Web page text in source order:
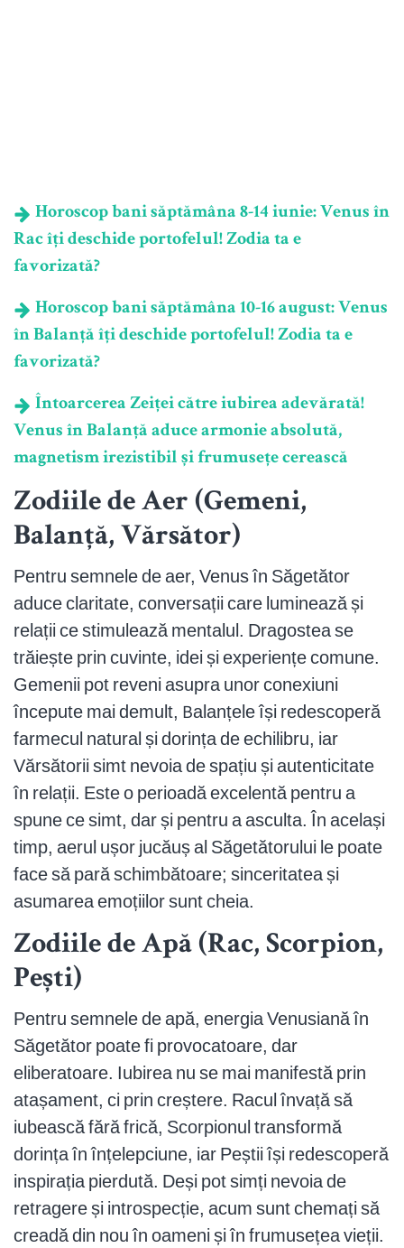
Horoscop bani săptămâna 8-14 iunie: Venus în
Rac îți deschide portofelul! Zodia ta e
favorizată?
Horoscop bani săptămâna 10-16 august: Venus
în Balanță îți deschide portofelul! Zodia ta e
favorizată?
Întoarcerea Zeiței către iubirea adevărată!
Venus în Balanță aduce armonie absolută,
magnetism irezistibil și frumusețe cerească
Zodiile de Aer (Gemeni,
Balanță, Vărsător)
Pentru semnele de aer, Venus în Săgetător
aduce claritate, conversații care luminează și
relații ce stimulează mentalul. Dragostea se
trăiește prin cuvinte, idei și experiențe comune.
Gemenii pot reveni asupra unor conexiuni
începute mai demult, Balanțele își redescoperă
farmecul natural și dorința de echilibru, iar
Vărsătorii simt nevoia de spațiu și autenticitate
în relații. Este o perioadă excelentă pentru a
spune ce simt, dar și pentru a asculta. În același
timp, aerul ușor jucăuș al Săgetătorului le poate
face să pară schimbătoare; sinceritatea și
asumarea emoțiilor sunt cheia.
Zodiile de Apă (Rac, Scorpion,
Pești)
Pentru semnele de apă, energia Venusiană în
Săgetător poate fi provocatoare, dar
eliberatoare. Iubirea nu se mai manifestă prin
atașament, ci prin creștere. Racul învață să
iubească fără frică, Scorpionul transformă
dorința în înțelepciune, iar Peștii își redescoperă
inspirația pierdută. Deși pot simți nevoia de
retragere și introspecție, acum sunt chemați să
creadă din nou în oameni și în frumusețea vieții.